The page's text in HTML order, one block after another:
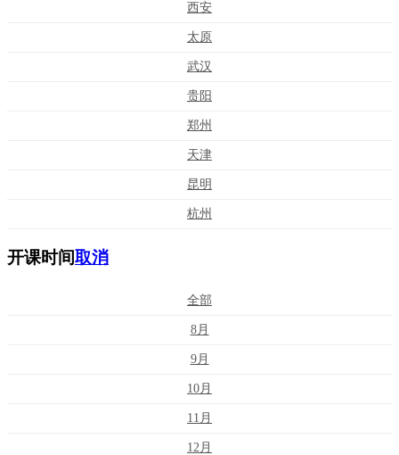
西安
太原
武汉
贵阳
郑州
天津
昆明
杭州
开课时间取消
全部
8月
9月
10月
11月
12月